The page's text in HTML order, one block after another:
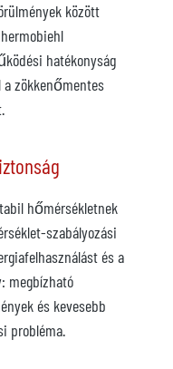
között
hatékonyság
zökkenőmentes
hőmérsékletnek
szabályozási
és a
megbízható
és kevesebb
probléma.